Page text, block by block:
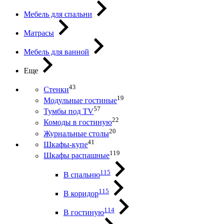
Мебель для спальни
Матрасы
Мебель для ванной
Еще
Стенки43
Модульные гостиные19
Тумбы под ТV57
Комоды в гостиную22
Журнальные столы20
Шкафы-купе41
Шкафы распашные119
В спальню115
В коридор115
В гостиную114